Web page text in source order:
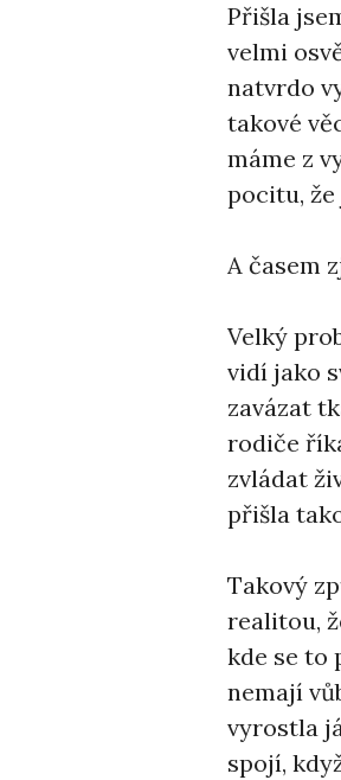
Přišla
velmi
natvrdo
takové
máme z
pocitu,
A časem
Velký
vidí jako
zavázat
rodiče
zvládat
přišla
Takový
realitou,
kde se to
nemají
vyrostla
spojí,